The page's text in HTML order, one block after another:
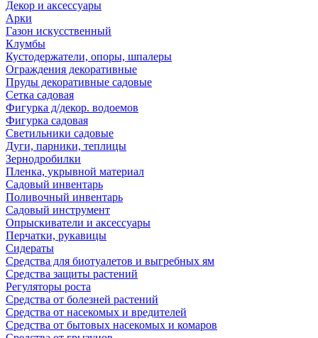
Декор и аксессуары
Арки
Газон искусственный
Клумбы
Кустодержатели, опоры, шпалеры
Ограждения декоративные
Пруды декоративные садовые
Сетка садовая
Фигурка д/декор. водоемов
Фигурка садовая
Светильники садовые
Дуги, парники, теплицы
Зернодробилки
Пленка, укрывной материал
Садовый инвентарь
Поливочный инвентарь
Садовый инструмент
Опрыскиватели и аксессуары
Перчатки, рукавицы
Сидераты
Средства для биотуалетов и выгребных ям
Средства защиты растений
Регуляторы роста
Средства от болезней растений
Средства от насекомых и вредителей
Средства от бытовых насекомых и комаров